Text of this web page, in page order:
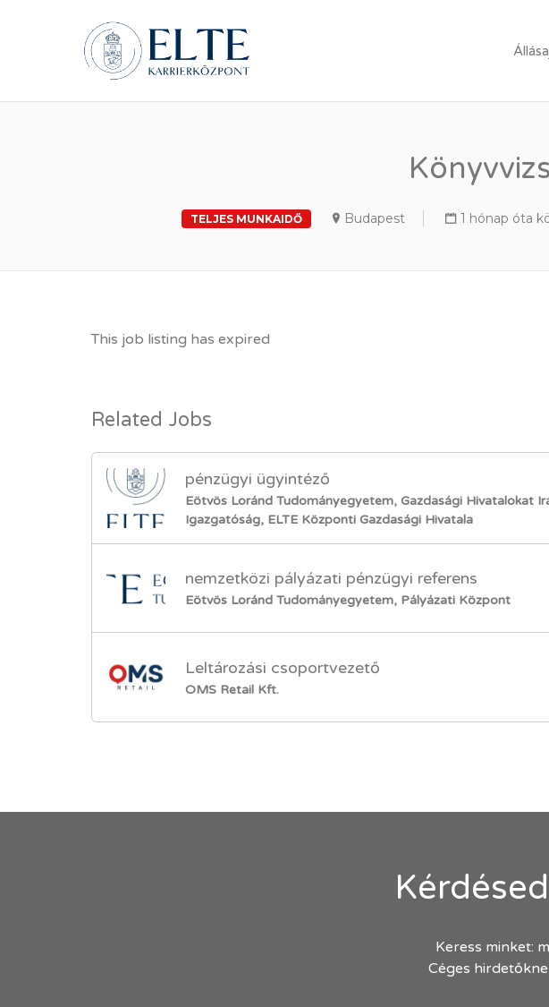
ELTE
TELJES MUNKAIDŐ Budapest 1 hónap óta
This job listing has expired
Related Jobs
pénzügyi ügyintéző
Eötvös Loránd Tudományegyetem, Gazdasági Hivatalokat
Igazgatóság, ELTE Központi Gazdasági Hivatala
nemzetközi pályázati pénzügyi referens
Eötvös Loránd Tudományegyetem, Pályázati Központ
Leltározási csoportvezető
OMS Retail Kft.
Keress minket:
Céges